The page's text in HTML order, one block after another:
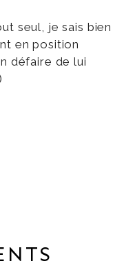
seul, je sais bien
en position
défaire de lui